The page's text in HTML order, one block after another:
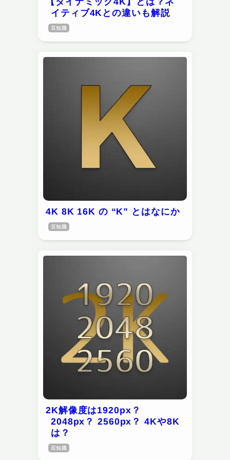
イティブ4Kとの違いも解説
豆知識
4K 8K 16K の “K” とはなにか
豆知識
2K解像度は1920px？
2048px？ 2560px？ 4Kや8K
は？
豆知識